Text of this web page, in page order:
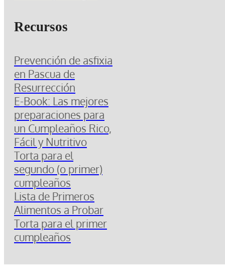
Recursos
Prevención de asfixia
en Pascua de
Resurrección
E-Book: Las mejores
preparaciones para
un Cumpleaños Rico,
Fácil y Nutritivo
Torta para el
segundo (o primer)
cumpleaños
Lista de Primeros
Alimentos a Probar
Torta para el primer
cumpleaños